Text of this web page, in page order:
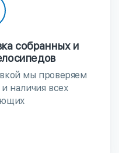
собранных и
мы проверяем
наличия всех